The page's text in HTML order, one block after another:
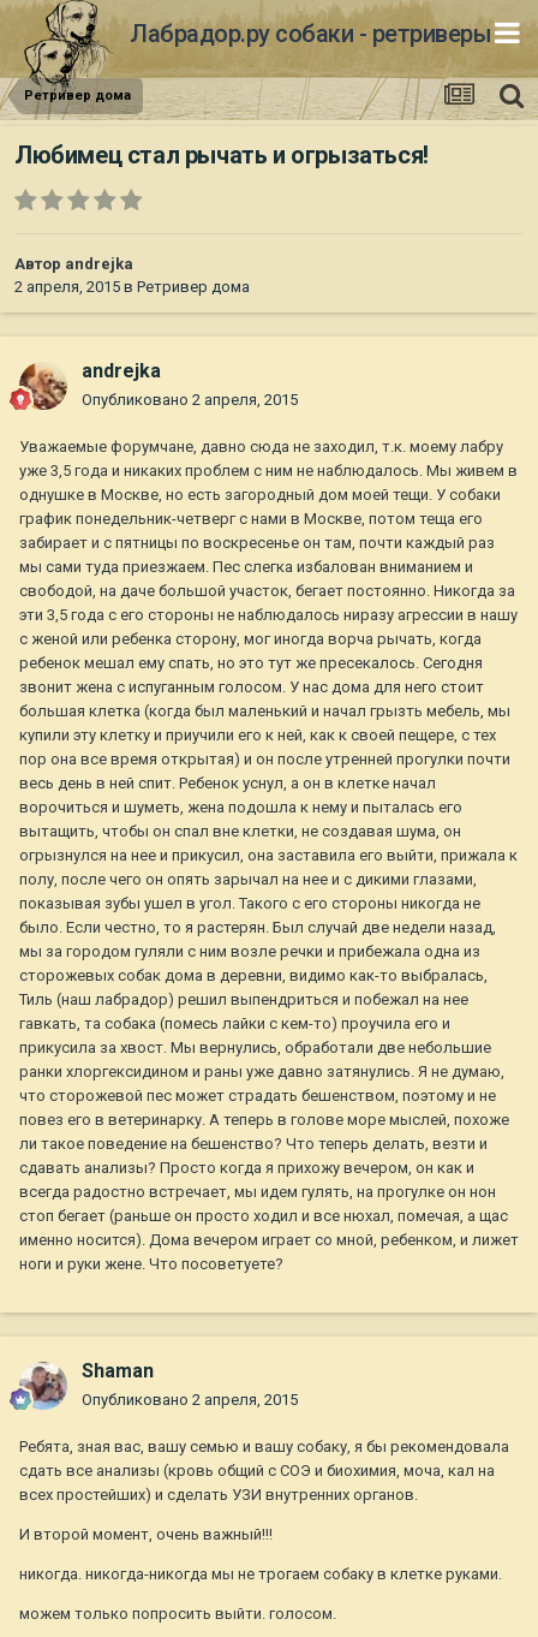
Лабрадор.ру собаки - ретриверы
Ретривер дома
Любимец стал рычать и огрызаться!
Автор andrejka
2 апреля, 2015 в Ретривер дома
andrejka
Опубликовано 2 апреля, 2015
Уважаемые форумчане, давно сюда не заходил, т.к. моему лабру
уже 3,5 года и никаких проблем с ним не наблюдалось. Мы живем в
однушке в Москве, но есть загородный дом моей тещи. У собаки
график понедельник-четверг с нами в Москве, потом теща его
забирает и с пятницы по воскресенье он там, почти каждый раз
мы сами туда приезжаем. Пес слегка избалован вниманием и
свободой, на даче большой участок, бегает постоянно. Никогда за
эти 3,5 года с его стороны не наблюдалось ниразу агрессии в нашу
с женой или ребенка сторону, мог иногда ворча рычать, когда
ребенок мешал ему спать, но это тут же пресекалось. Сегодня
звонит жена с испуганным голосом. У нас дома для него стоит
большая клетка (когда был маленький и начал грызть мебель, мы
купили эту клетку и приучили его к ней, как к своей пещере, с тех
пор она все время открытая) и он после утренней прогулки почти
весь день в ней спит. Ребенок уснул, а он в клетке начал
ворочиться и шуметь, жена подошла к нему и пыталась его
вытащить, чтобы он спал вне клетки, не создавая шума, он
огрызнулся на нее и прикусил, она заставила его выйти, прижала к
полу, после чего он опять зарычал на нее и с дикими глазами,
показывая зубы ушел в угол. Такого с его стороны никогда не
было. Если честно, то я растерян. Был случай две недели назад,
мы за городом гуляли с ним возле речки и прибежала одна из
сторожевых собак дома в деревни, видимо как-то выбралась,
Тиль (наш лабрадор) решил выпендриться и побежал на нее
гавкать, та собака (помесь лайки с кем-то) проучила его и
прикусила за хвост. Мы вернулись, обработали две небольшие
ранки хлоргексидином и раны уже давно затянулись. Я не думаю,
что сторожевой пес может страдать бешенством, поэтому и не
повез его в ветеринарку. А теперь в голове море мыслей, похоже
ли такое поведение на бешенство? Что теперь делать, везти и
сдавать анализы? Просто когда я прихожу вечером, он как и
всегда радостно встречает, мы идем гулять, на прогулке он нон
стоп бегает (раньше он просто ходил и все нюхал, помечая, а щас
именно носится). Дома вечером играет со мной, ребенком, и лижет
ноги и руки жене. Что посоветуете?
Shaman
Опубликовано 2 апреля, 2015
Ребята, зная вас, вашу семью и вашу собаку, я бы рекомендовала
сдать все анализы (кровь общий с СОЭ и биохимия, моча, кал на
всех простейших) и сделать УЗИ внутренних органов.
И второй момент, очень важный!!!
никогда. никогда-никогда мы не трогаем собаку в клетке руками.
можем только попросить выйти. голосом.